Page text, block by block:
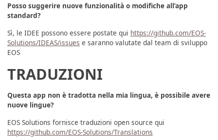
Posso suggerire nuove funzionalità o modifiche all’app
standard?
Sì, le IDEE possono essere postate qui https://github.com/EOS-
Solutions/IDEAS/issues e saranno valutate dal team di sviluppo
EOS
TRADUZIONI
Questa app non è tradotta nella mia lingua, è possibile avere
nuove lingue?
EOS Solutions fornisce traduzioni open source qui
https://github.com/EOS-Solutions/Translations